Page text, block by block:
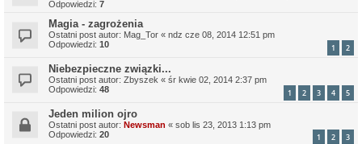
Odpowiedzi: 7
Magia - zagrożenia
Ostatni post autor: Mag_Tor « ndz cze 08, 2014 12:51 pm
Odpowiedzi: 10 1 2
Niebezpieczne związki...
Ostatni post autor: Zbyszek « śr kwie 02, 2014 2:37 pm
Odpowiedzi: 48 1 2 3 4 5
Jeden milion ojro
Ostatni post autor: Newsman « sob lis 23, 2013 1:13 pm
Odpowiedzi: 20 1 2 3